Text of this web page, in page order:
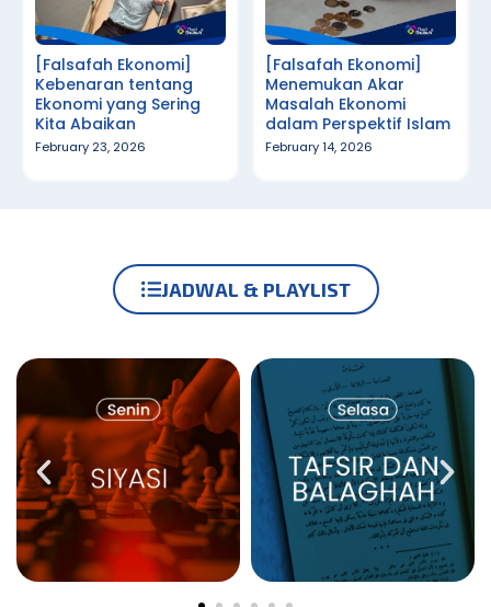
[Falsafah Ekonomi]
Kebenaran tentang
Ekonomi yang Sering
Kita Abaikan
February 23, 2026
[Falsafah Ekonomi]
Menemukan Akar
Masalah Ekonomi
dalam Perspektif Islam
February 14, 2026
JADWAL & PLAYLIST